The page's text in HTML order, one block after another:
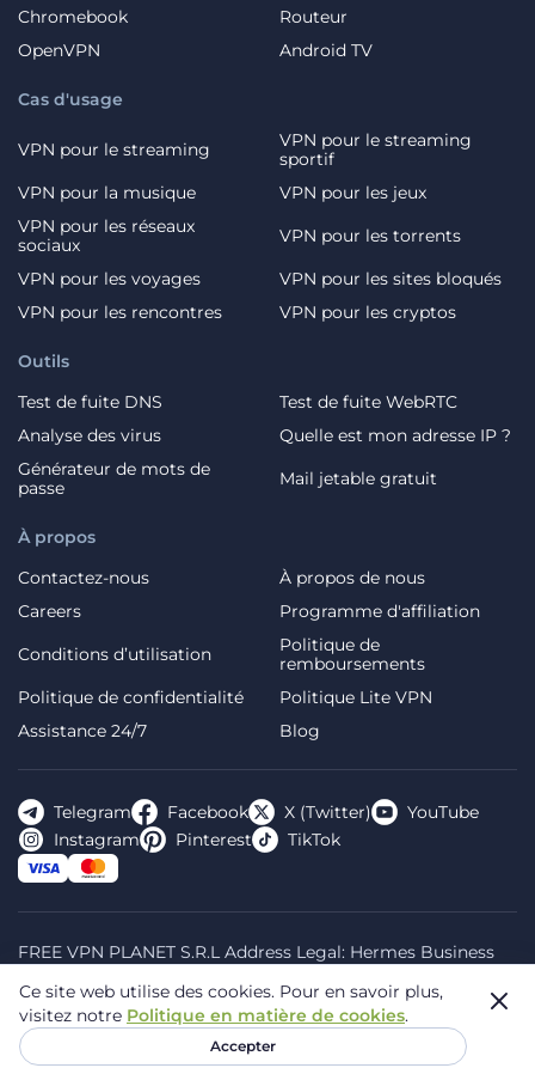
Chromebook
Routeur
OpenVPN
Android TV
Cas d'usage
VPN pour le streaming
VPN pour le streaming
sportif
VPN pour la musique
VPN pour les jeux
VPN pour les réseaux
sociaux
VPN pour les torrents
VPN pour les voyages
VPN pour les sites bloqués
VPN pour les rencontres
VPN pour les cryptos
À propos
Contactez-nous
À propos de nous
Careers
Programme d'affiliation
Conditions d’utilisation
Politique de
remboursements
Politique de confidentialité
Politique Lite VPN
Assistance 24/7
Blog
Outils
Test de fuite DNS
Test de fuite WebRTC
Analyse des virus
Quelle est mon adresse IP ?
Générateur de mots de
passe
Mail jetable gratuit
Telegram Facebook X (Twitter)
YouTube
Instagram
Pinterest TikTok
FREE VPN PLANET S.R.L Address Legal: Hermes Business
Bucharest, Romania, 020335. Reg.N, 44667783
© 2026 Planet VPN. All rights reserved.
Ce site web utilise des cookies. Pour en savoir plus,
visitez notre Politique en matière de cookies.
Accepter